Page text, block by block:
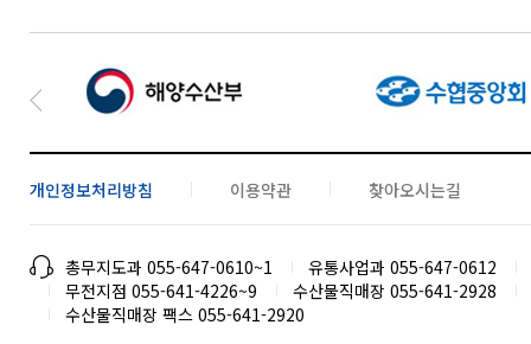
개인정보처리방침 이용약관 찾아오시는길
총무지도과 055-647-0610~1
유통사업과 055-647-0612
무전지점 055-641-4226~9
수산물직매장 055-641-2928
수산물직매장 팩스 055-641-2920